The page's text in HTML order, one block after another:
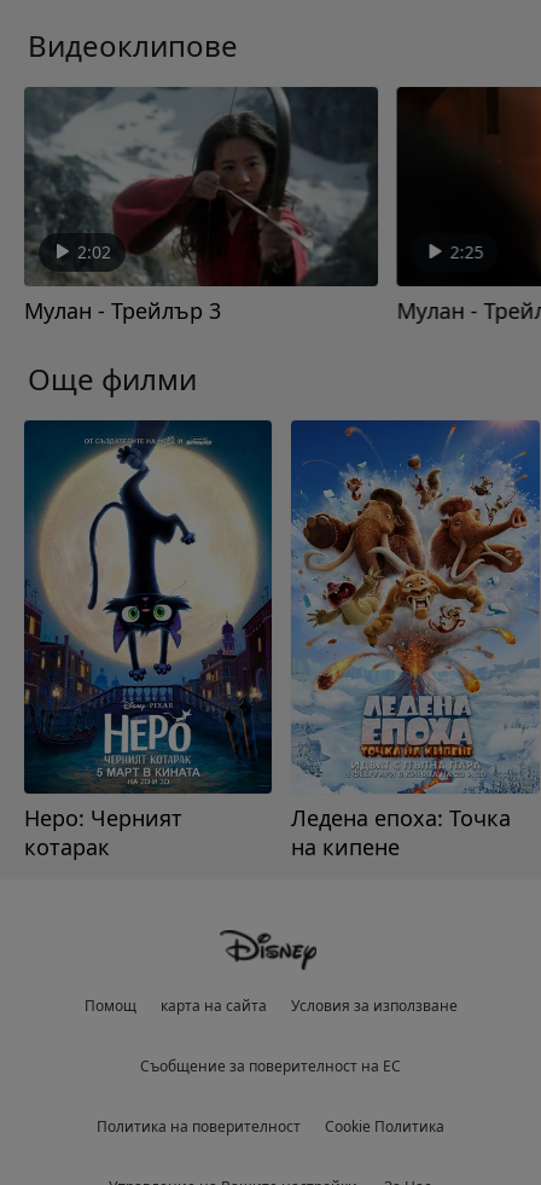
Видеоклипове
2:02
Мулан - Трейлър 3
2:25
Мулан -
Още филми
Неро: Черният
котарак
Ледена епоха: Точка
на кипене
Помощ карта на сайта Условия за използване
Съобщение за поверителност на ЕС
Политика на поверителност Cookie Политика